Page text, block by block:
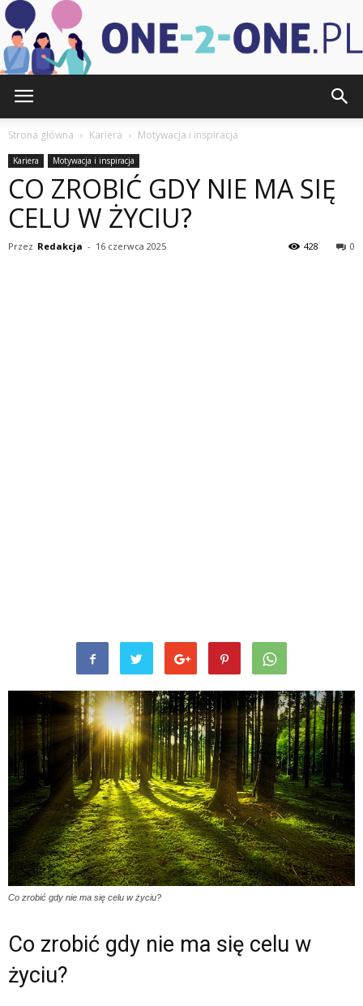
2-
Strona główna Kariera Motywacja i inspiracja
Kariera Motywacja i inspiracja
CO ZROBIĆ GDY NIE MA SIĘ
CELU W ŻYCIU?
Przez Redakcja - 16 czerwca 2025 0
428
Co zrobić gdy nie ma się celu w życiu?
Co zrobić gdy nie ma się celu w
życiu?